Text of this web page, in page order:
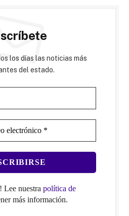
los días las noticias más
del estado.
Lee nuestra política de
más información.